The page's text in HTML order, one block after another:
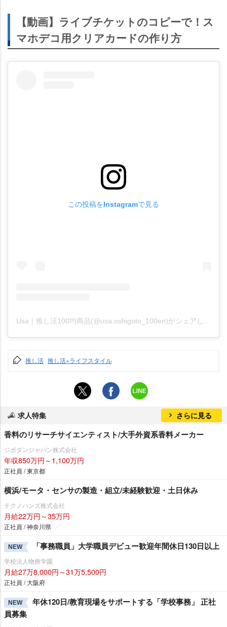
【動画】ライブチケットのコピーで！ス
マホデコ用クリアカードの作り方
この投稿をInstagramで見る
Usa｜推し活100均商品(@usa.oshigoto_100en)がシェアした投稿
推し活 推し活×ライフスタイル
求人特集 さらに見る
香料のリサーチサイエンティスト/大手外資系香料メーカー
ジボダンジャパン株式会社
年収850万円～1,100万円
正社員 / 東京都
横浜/モータ・センサの製造・組立/未経験歓迎・土日休み
テクノハンズ株式会社
月給22万円～35万円
正社員 / 神奈川県
NEW 「事務職員」大学職員デビュー歓迎年間休日130日以上
学校法人物療学園
月給27万8,000円～31万5,500円
正社員 / 大阪府
NEW
年休120日/教育現場をサポートする「学校事務」 正社
員募集